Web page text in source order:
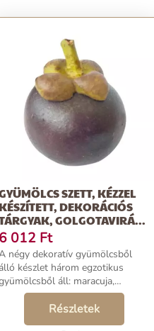
SZETT, KÉZZEL
DEKORÁCIÓS
GOLGOTAVIRÁ...
6 012 Ft
négy dekoratív gyümölcsből
álló készlet három egzotikus
áll: maracuja,
grépfrút, gránátalma és egy
aranyszínű aranyalma.A
gyümölcsök műanyagból
Részletek